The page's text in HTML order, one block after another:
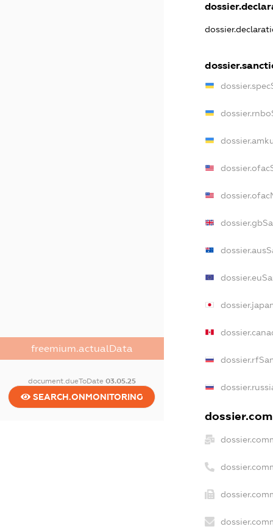
freemium.actualData
document.dueToDate 03.05.25
SEARCH.ONMONITORING